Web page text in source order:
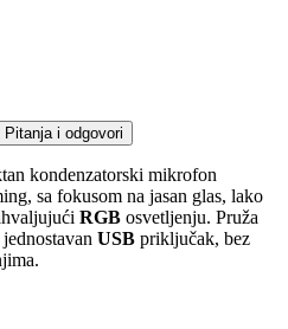
Pitanja i odgovori
kondenzatorski mikrofon
sa fokusom na jasan glas, lako
RGB osvetljenju. Pruža
USB priključak, bez